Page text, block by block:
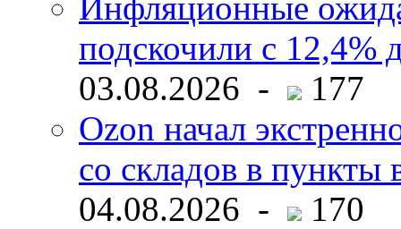
подскочили с 12,4%
03.08.2026 -
177
Ozon начал
со складов в пункты
04.08.2026 -
170